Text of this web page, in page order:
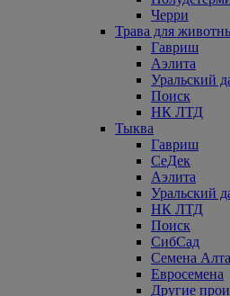
Черри
Трава для
Гавриш
Аэлита
Уральский
Поиск
НК ЛТД
Тыква
Гавриш
СеДек
Аэлита
Уральский
НК ЛТД
Поиск
СибСад
Семена
Евросемена
Другие